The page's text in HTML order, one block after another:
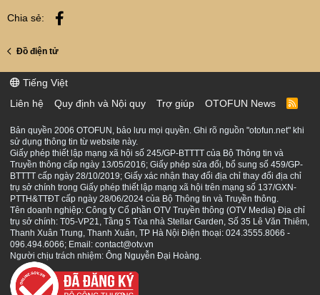
Chia sẻ:
Đồ điện tử
Tiếng Việt
Liên hệ
Quy định và Nội quy Trợ giúp OTOFUN News
R
S
Bản quyền 2006 OTOFUN, bảo lưu mọi quyền. Ghi rõ nguồn "otofun.net" khi
sử dụng thông tin từ website này.
Giấy phép thiết lập mạng xã hội số 245/GP-BTTTT của Bộ Thông tin và
Truyền thông cấp ngày 13/05/2016; Giấy phép sửa đổi, bổ sung số 459/GP-
BTTTT cấp ngày 28/10/2019; Giấy xác nhận thay đổi địa chỉ thay đổi địa chỉ
trụ sở chính trong Giấy phép thiết lập mạng xã hội trên mạng số 137/GXN-
PTTH&TTĐT cấp ngày 28/06/2024 của Bộ Thông tin và Truyền thông.
Tên doanh nghiệp: Công ty Cổ phần OTV Truyền thông (OTV Media) Địa chỉ
trụ sở chính: T05-VP21, Tầng 5 Tòa nhà Stellar Garden, Số 35 Lê Văn Thiêm,
Thanh Xuân Trung, Thanh Xuân, TP Hà Nội Điện thoại: 024.3555.8066 -
096.494.6066; Email: contact@otv.vn
Người chịu trách nhiệm: Ông Nguyễn Đại Hoàng.